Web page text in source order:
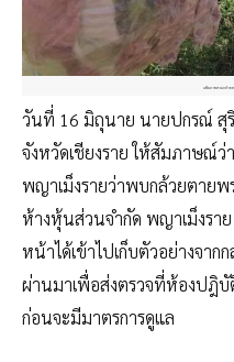
แฟ้มภาพสวนกล้วยห
วันที่ 16 มิถุนาย นายปกรณ์ สุ
จังหวัดเชียงราย ให้สัมภาษณ์ว่
พญาเม็งรายว่าพบกล้วยตายพ
ห้างหุ้นส่วนจำกัด พญาเม็งรา
หน้าได้เข้าไปเก็บตัวอย่างจา
ผ่านมาเพื่อส่งตรวจที่ห้องปฎิบั
ก่อนจะมีมาตรการดูแล